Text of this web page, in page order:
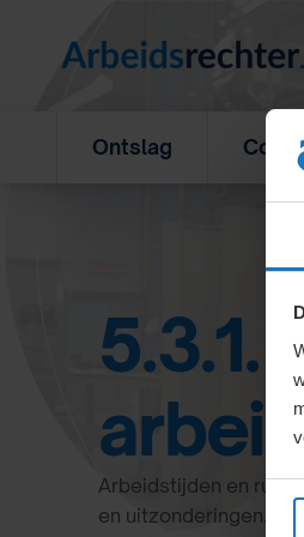
Ontslag
5.3.1.
Arbeidstijden en
en uitzonderingen.